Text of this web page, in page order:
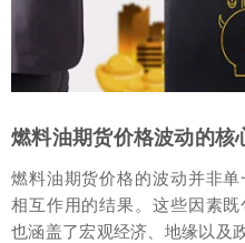
燃料油期货价格波动的核
燃料油期货价格的波动并非
相互作用的结果。这些因素
也涵盖了宏观经济、地缘以及